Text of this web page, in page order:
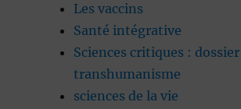
Les vaccins
Santé intégrative
Sciences critiques :
transhumanisme
sciences de la vie